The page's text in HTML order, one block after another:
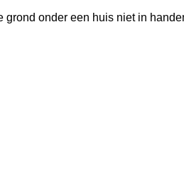
grond onder een huis niet in